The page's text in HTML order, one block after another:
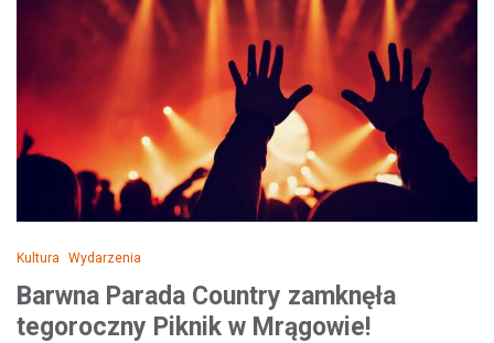
Kultura Wydarzenia
Barwna Parada Country zamknęła
tegoroczny Piknik w Mrągowie!